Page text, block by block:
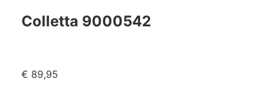
Colletta 9000542
€ 89,95